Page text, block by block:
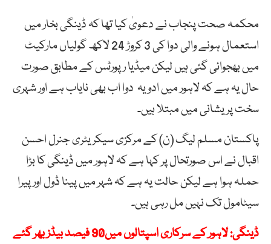
محکمہ صحت پنجاب نے دعویٰ کیا تھا کہ ڈینگی بخار میں
استعمال ہونے والی دوا کی 3 کروڑ 24 لاکھ گولیاں مارکیٹ
میں بھجوائی گئی ہیں لیکن میڈیا رپورٹس کے مطابق صورت
حال یہ ہے کہ لاہور میں ادویہ دوا اب بھی نایاب ہے اور شہری
سخت پریشانی میں مبتلا ہیں۔
پاکستان مسلم لیگ (ن) کے مرکزی سیکریٹری جنرل احسن
اقبال نے اس صورتحال پر کہا ہے کہ لاہور میں ڈینگی کا بڑا
حملہ ہوا ہے لیکن حالت یہ ہے کہ شہر میں پینا ڈول اور پیرا
سیٹامول تک نہیں مل رہی ہیں۔
ڈینگی: لاہور کے سرکاری اسپتالوں میں90 فیصد بیڈز بھر گئے